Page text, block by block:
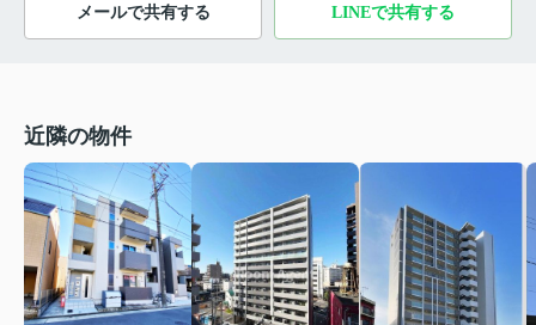
メールで共有する LINEで共有する
近隣の物件